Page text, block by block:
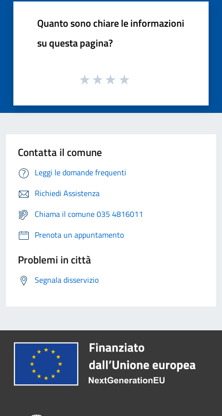
Quanto sono chiare le informazioni
su questa pagina?
Contatta il comune
Leggi le domande frequenti
Richiedi Assistenza
Chiama il comune 035 4816011
Prenota un appuntamento
Problemi in città
Segnala disservizio